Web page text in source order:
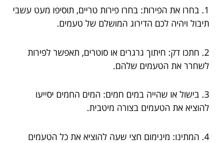
1. בחרו את הפירות: בחרו פירות טריים, תוסיפו מעט עשבי
תיבול ויהיה לכם הדירוג המושלם של טעמים.
2. חתכו דק: חיתוך גרגרים או סוטרים, תאפשר לפירות
לשחרר את הטעמים שלהם.
3. בישול או שהייה במים חמים: המים החמים יסייעו
להוציא את הטעמים בצורה מיטבית.
4. המתינו: מינימום חצי שעה להוציא את כל הטעמים